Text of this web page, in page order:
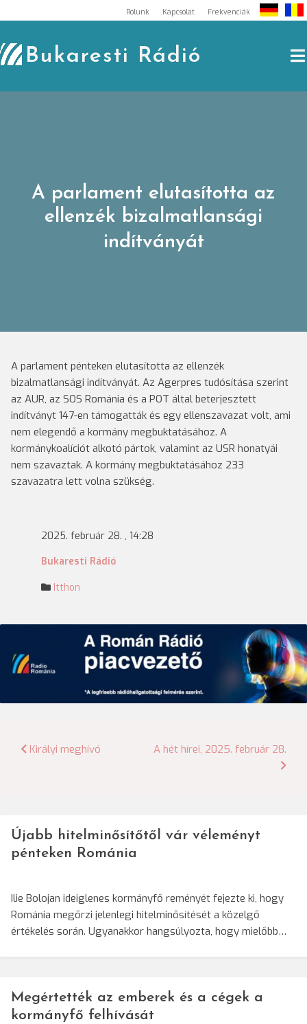
to
content
Rólunk Kapcsolat Frekvenciák
Bukaresti Rádió
A parlament elutasította az
ellenzék bizalmatlansági
indítványát
A parlament pénteken elutasította az ellenzék
bizalmatlansági indítványát. Az Agerpres tudósítása szerint
az AUR, az SOS Románia és a POT által beterjesztett
indítványt 147-en támogatták és egy ellenszavazat volt, ami
nem elegendő a kormány megbuktatásához. A
kormánykoalíciót alkotó pártok, valamint az USR honatyái
nem szavaztak. A kormány megbuktatásához 233
szavazatra lett volna szükség.
2025. február 28. , 14:28
Bukaresti Rádió
Itthon
Bejegyzés
Királyi meghívó A hét hírei, 2025. február 28.
Újabb hitelminősítőtől vár véleményt
pénteken Románia
Ilie Bolojan ideiglenes kormányfő reményét fejezte ki, hogy
Románia megőrzi jelenlegi hitelminősítését a közelgő
értékelés során. Ugyanakkor hangsúlyozta, hogy mielőbb…
Megértették az emberek és a cégek a
kormányfő felhívását